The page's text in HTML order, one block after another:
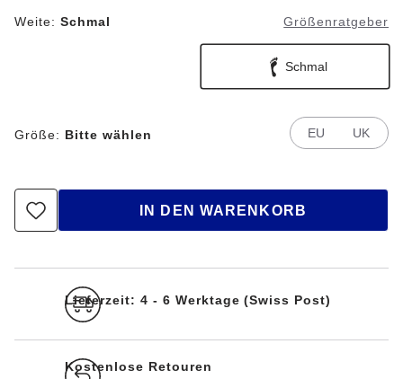
Weite: Schmal Größenratgeber
Schmal
Größe: Bitte wählen EU UK
IN DEN WARENKORB
Lieferzeit: 4 - 6 Werktage (Swiss Post)
Kostenlose Retouren